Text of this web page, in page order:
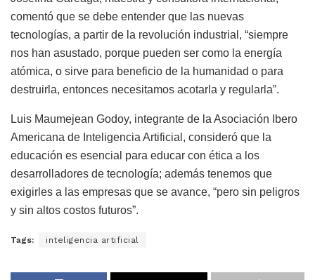
comentó que se debe entender que las nuevas
tecnologías, a partir de la revolución industrial, “siempre
nos han asustado, porque pueden ser como la energía
atómica, o sirve para beneficio de la humanidad o para
destruirla, entonces necesitamos acotarla y regularla”.
Luis Maumejean Godoy, integrante de la Asociación Ibero
Americana de Inteligencia Artificial, consideró que la
educación es esencial para educar con ética a los
desarrolladores de tecnología; además tenemos que
exigirles a las empresas que se avance, “pero sin peligros
y sin altos costos futuros”.
Tags: inteligencia artificial